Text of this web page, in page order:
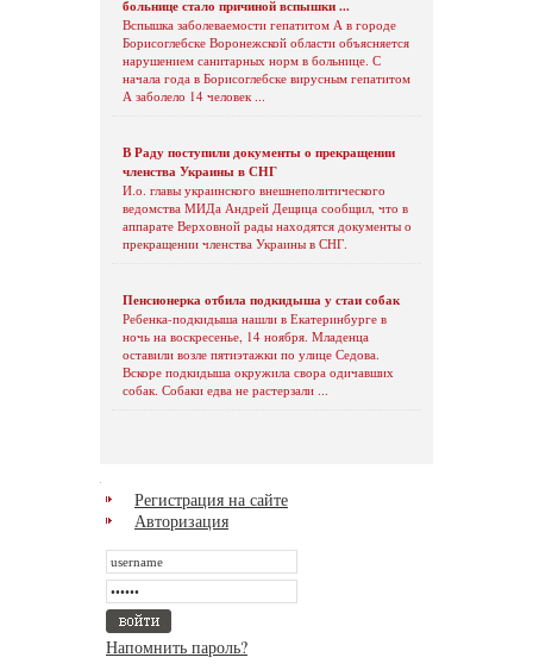
больнице стало причиной вспышки ...
Вспышка заболеваемости гепатитом А в городе
Борисоглебске Воронежской области объясняется
нарушением санитарных норм в больнице. С
начала года в Борисоглебске вирусным гепатитом
А заболело 14 человек ...
В Раду поступили документы о прекращении
членства Украины в СНГ
И.о. главы украинского внешнеполитического
ведомства МИДа Андрей Дещица сообщил, что в
аппарате Верховной рады находятся документы о
прекращении членства Украины в СНГ.
Пенсионерка отбила подкидыша у стаи собак
Ребенка-подкидыша нашли в Екатеринбурге в
ночь на воскресенье, 14 ноября. Младенца
оставили возле пятиэтажки по улице Седова.
Вскоре подкидыша окружила свора одичавших
собак. Собаки едва не растерзали ...
Регистрация на сайте
Авторизация
Напомнить пароль?